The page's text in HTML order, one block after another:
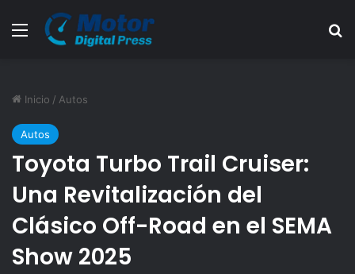
Menú
Inicio / Autos
Autos
Toyota Turbo Trail Cruiser:
Una Revitalización del
Clásico Off-Road en el SEMA
Show 2025